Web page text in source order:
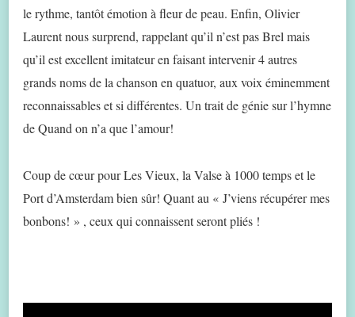
le rythme, tantôt émotion à fleur de peau. Enfin, Olivier
Laurent nous surprend, rappelant qu’il n’est pas Brel mais
qu’il est excellent imitateur en faisant intervenir 4 autres
grands noms de la chanson en quatuor, aux voix éminemment
reconnaissables et si différentes. Un trait de génie sur l’hymne
de Quand on n’a que l’amour!
Coup de cœur pour Les Vieux, la Valse à 1000 temps et le
Port d’Amsterdam bien sûr! Quant au « J’viens récupérer mes
bonbons! » , ceux qui connaissent seront pliés !